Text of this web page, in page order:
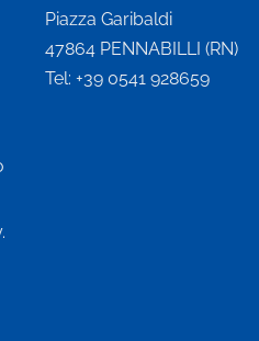
Piazza Garibaldi
47864 PENNABILLI (RN)
Tel: +39 0541 928659